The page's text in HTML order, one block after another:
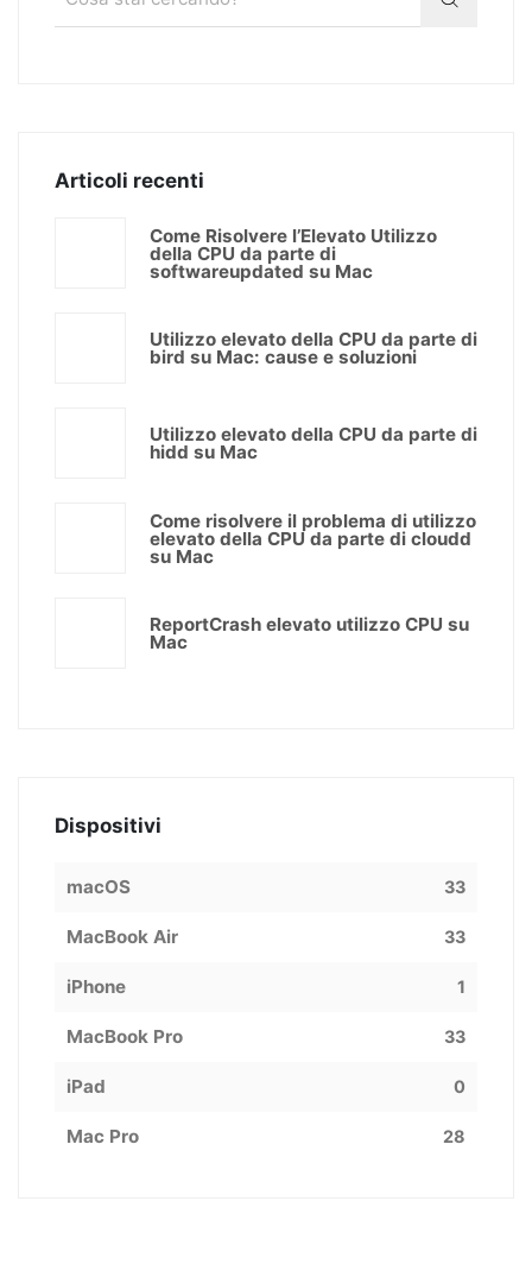
Articoli recenti
Come Risolvere l’Elevato Utilizzo
della CPU da parte di
softwareupdated su Mac
Utilizzo elevato della CPU da parte di
bird su Mac: cause e soluzioni
Utilizzo elevato della CPU da parte di
hidd su Mac
Come risolvere il problema di utilizzo
elevato della CPU da parte di cloudd
su Mac
ReportCrash elevato utilizzo CPU su
Mac
Dispositivi
macOS 33
MacBook Air 33
iPhone 1
MacBook Pro 33
iPad 0
Mac Pro 28